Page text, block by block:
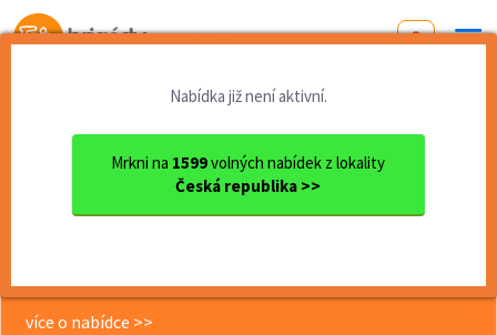
Od první brigády
Nabídka již není aktivní.
Mrkni na 1599volných nabídek z lokality
Česká republika >>
Moravskoslezský kraj
okres Ostrava
Ostrava
Hledáme posilu pro manipula...
Hledáme posilu pro manipulaci s
více o nabídce >>